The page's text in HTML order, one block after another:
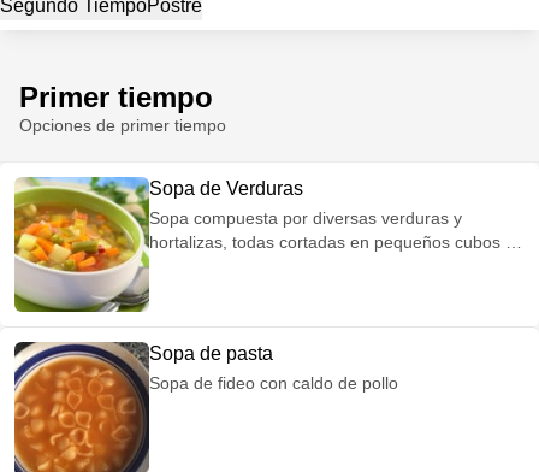
Segundo TiempoPostre
Primer tiempo
Opciones de primer tiempo
Sopa de Verduras
Sopa compuesta por diversas verduras y
hortalizas, todas cortadas en pequeños cubos y
Sopa de pasta
Sopa de fideo con caldo de pollo